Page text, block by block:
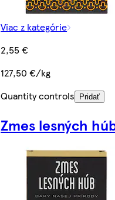
Viac z kategórie
2,55 €
127,50 €/kg
Quantity controls
Pridať
Zmes lesných